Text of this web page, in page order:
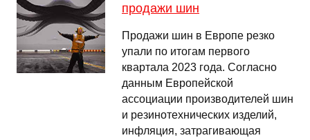
продажи шин
Продажи шин в Европе резко
упали по итогам первого
квартала 2023 года. Согласно
данным Европейской
ассоциации производителей шин
и резинотехнических изделий,
инфляция, затрагивающая